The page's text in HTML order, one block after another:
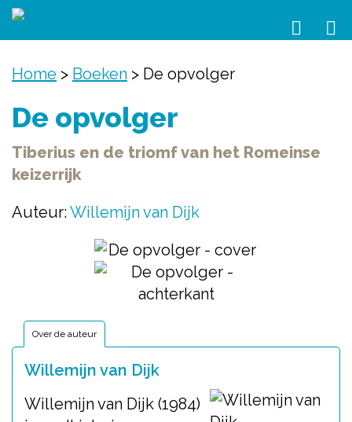
Home > Boeken > De opvolger
De opvolger
Tiberius en de triomf van het Romeinse
keizerrijk
Auteur:Willemijn van Dijk
Over de auteur
Willemijn van Dijk
Willemijn van Dijk (1984)